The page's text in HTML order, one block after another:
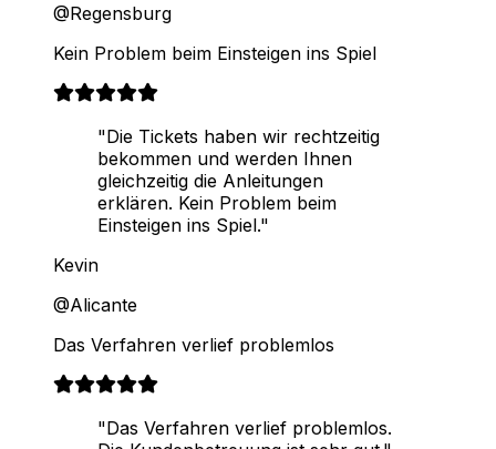
@Regensburg
Kein Problem beim Einsteigen ins Spiel
"Die Tickets haben wir rechtzeitig
bekommen und werden Ihnen
gleichzeitig die Anleitungen
erklären. Kein Problem beim
Einsteigen ins Spiel."
Kevin
@Alicante
Das Verfahren verlief problemlos
"Das Verfahren verlief problemlos.